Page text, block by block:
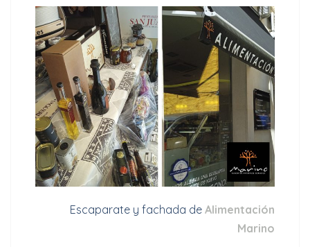
Escaparate y fachada de Alimentación
Marino